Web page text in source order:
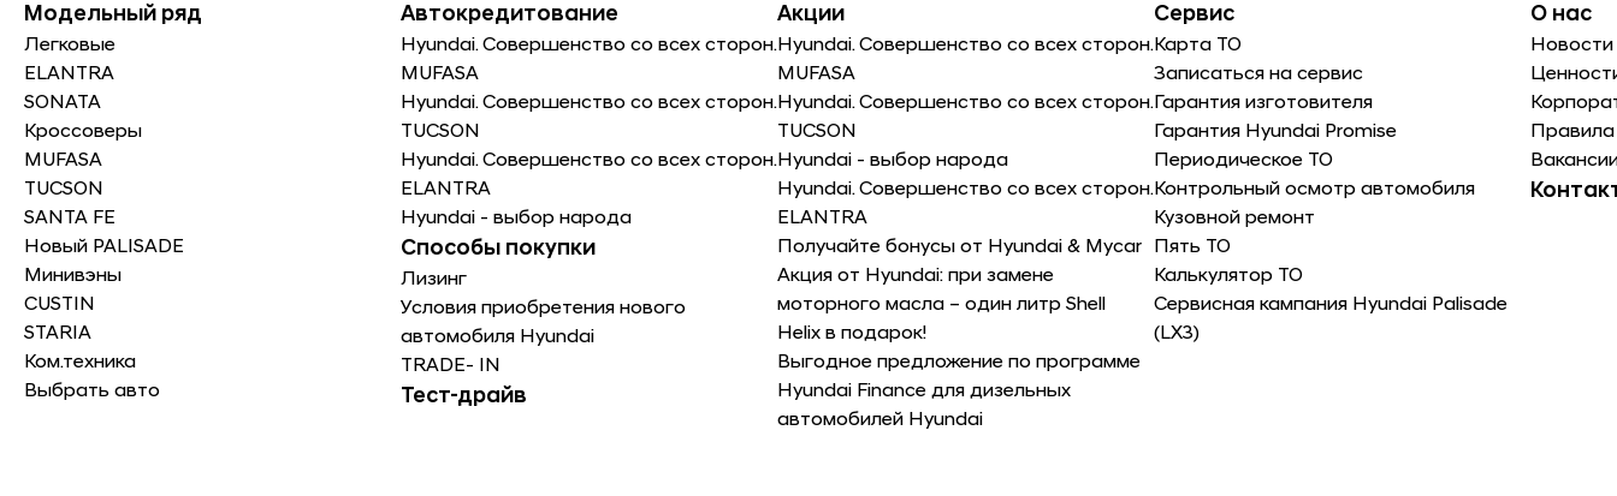
Модельный ряд
Легковые
ELANTRA
SONATA
Кроссоверы
MUFASA
TUCSON
SANTA FE
Новый PALISADE
Минивэны
CUSTIN
STARIA
Ком.техника
Выбрать авто
Автокредитование
Hyundai. Совершенство со всех сторон.
MUFASA
Hyundai. Совершенство со всех сторон.
TUCSON
Hyundai. Совершенство со всех сторон.
ELANTRA
Hyundai - выбор народа
Способы покупки
Лизинг
Условия приобретения нового
автомобиля Hyundai
TRADE- IN
Тест-драйв
Акции
Hyundai. Совершенство со всех сторон.
MUFASA
Hyundai. Совершенство со всех сторон.
TUCSON
Hyundai - выбор народа
Hyundai. Совершенство со всех сторон.
ELANTRA
Получайте бонусы от Hyundai & Mycar
Акция от Hyundai: при замене
моторного масла – один литр Shell
Helix в подарок!
Выгодное предложение по программе
Hyundai Finance для дизельных
автомобилей Hyundai
Сервис
Карта ТО
Записаться на сервис
Гарантия изготовителя
Гарантия Hyundai Promise
Периодическое ТО
Контрольный осмотр автомобиля
Кузовной ремонт
Пять ТО
Калькулятор ТО
Сервисная кампания Hyundai Palisade
(LX3)
О нас
Новости